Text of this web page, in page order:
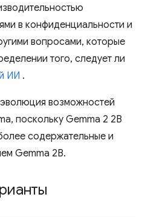
в конфиденциальности и
вопросами, которые
того, следует ли
ИИ .
возможностей
поскольку Gemma 2 2B
содержательные и
Gemma 2B.